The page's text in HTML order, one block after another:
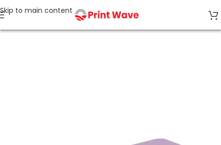
Skip to main content